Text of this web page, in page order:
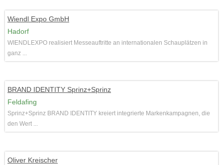
Wiendl Expo GmbH
Hadorf
WIENDLEXPO realisiert Messeauftritte an internationalen Schauplätzen in
ganz ...
BRAND IDENTITY Sprinz+Sprinz
Feldafing
Sprinz+Sprinz BRAND IDENTITY kreiert integrierte Markenkampagnen, die
den Wert ...
Oliver Kreischer